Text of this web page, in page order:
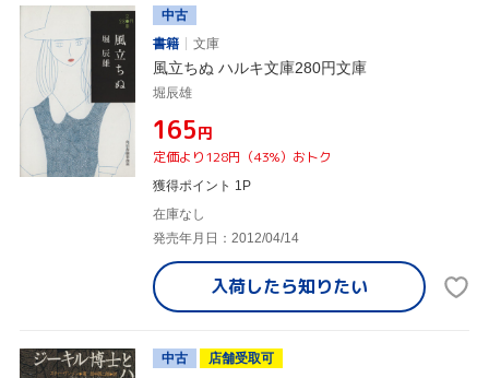
中古
書籍
文庫
風立ちぬ ハルキ文庫280円文庫
堀辰雄
¥165円
定価より128円（43%）おトク
獲得ポイント 1P
在庫なし
発売年月日：2012/04/14
入荷したら知りたい
中古
店舗受取可